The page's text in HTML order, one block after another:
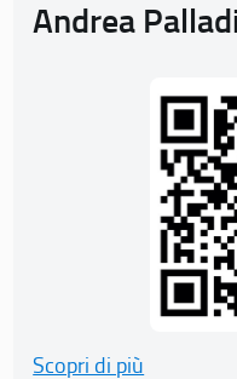
Andrea
Scopri di più